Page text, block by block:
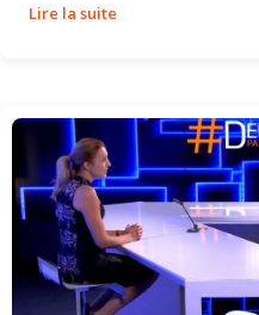
Lire la suite